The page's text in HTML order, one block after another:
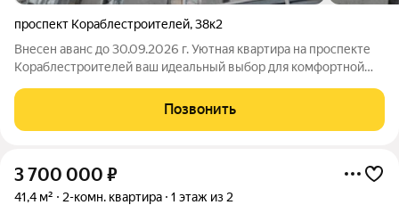
проспект Кораблестроителей,38к2
Внесен аванс до 30.09.2026 г. Уютная квартира на проспекте
Кораблестроителей ваш идеальный выбор для комфортной
расположенную в одном из самых перспективных районов
города. Развитая инфраструктура и
Позвонить
3 700 000 ₽
41,4 м² 2-комн. квартира 1 этаж из 2